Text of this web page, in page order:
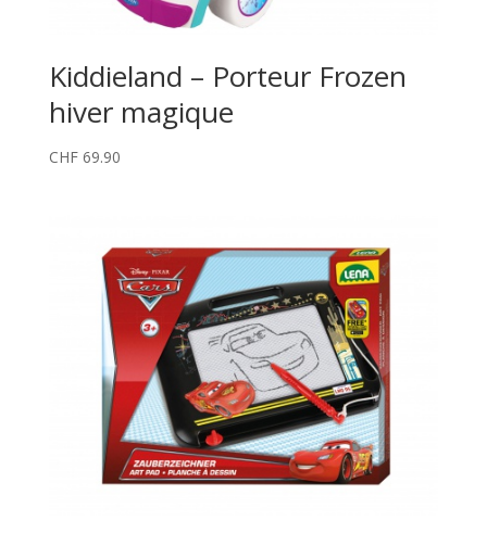
Kiddieland – Porteur Frozen
hiver magique
CHF69.90